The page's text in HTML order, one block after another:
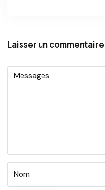
Laisser un commentaire